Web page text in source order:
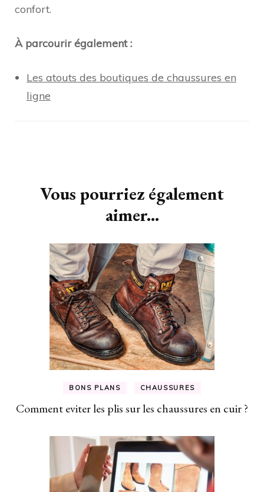
confort.
À parcourir également :
Les atouts des boutiques de chaussures en
ligne
Vous pourriez également
aimer...
BONS PLANS CHAUSSURES
Comment eviter les plis sur les chaussures en cuir ?